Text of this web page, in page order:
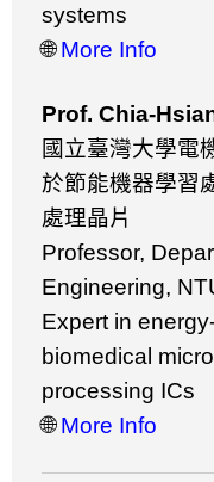
systems
🌐 More Info
Prof. Chia-
國立臺灣大學電
於節能機器學習
處理晶片
Professor,
Engineering,
Expert in
biomedical
processing ICs
🌐 More Info